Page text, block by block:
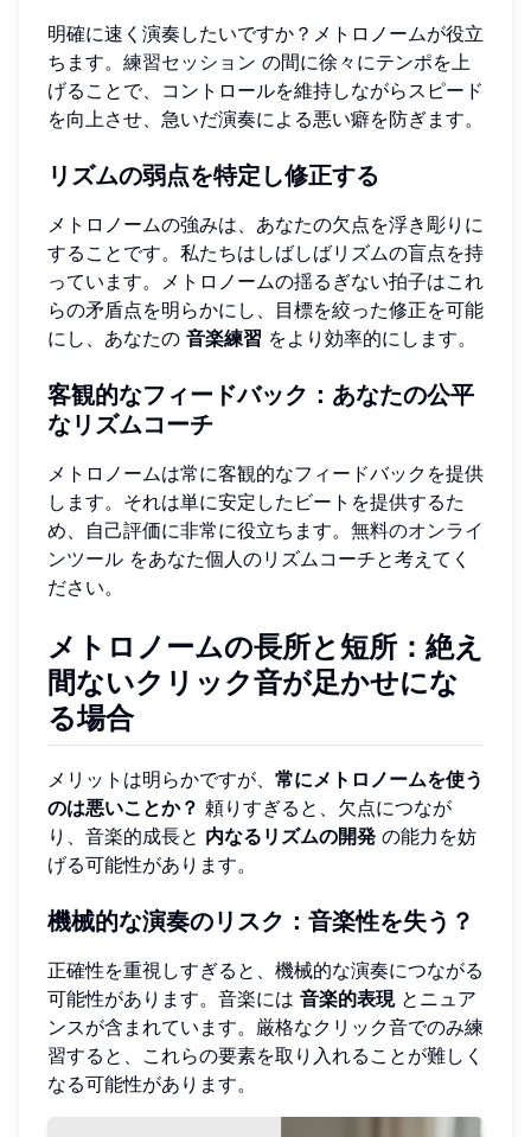
明確に速く演奏したいですか？メトロノームが役立
ちます。 練習セッション の間に徐々にテンポを上
げることで、コントロールを維持しながらスピード
を向上させ、急いだ演奏による悪い癖を防ぎます。
リズムの弱点を特定し修正する
メトロノームの強みは、あなたの欠点を浮き彫りに
することです。私たちはしばしばリズムの盲点を持
っています。メトロノームの揺るぎない拍子はこれ
らの矛盾点を明らかにし、目標を絞った修正を可能
にし、あなたの 音楽練習 をより効率的にします。
客観的なフィードバック：あなたの公平
なリズムコーチ
メトロノームは常に客観的なフィードバックを提供
します。それは単に安定したビートを提供するた
め、自己評価に非常に役立ちます。 無料のオンライ
ンツール をあなた個人のリズムコーチと考えてく
ださい。
メトロノームの長所と短所 ：絶え
間ないクリック音が足かせにな
る場合
メリットは明らかですが、 常にメトロノームを使う
のは悪いことか？ 頼りすぎると、欠点につなが
り、音楽的成長と 内なるリズムの開発 の能力を妨
げる可能性があります。
機械的な演奏のリスク：音楽性を失う？
正確性を重視しすぎると、機械的な演奏につながる
可能性があります。音楽には 音楽的表現とニュア
ンスが含まれています。厳格なクリック音でのみ練
習すると、これらの要素を取り入れることが難しく
なる可能性があります。